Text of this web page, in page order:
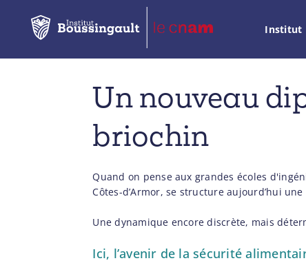
Institut
Un nouveau
briochin
Quand on pense aux grandes écoles
Côtes-d’Armor, se structure aujourd’hui
Une dynamique encore discrète, mais
Ici, l’avenir de la sécurité